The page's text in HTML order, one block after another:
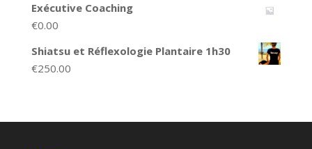
Exécutive Coaching
€0.00
Shiatsu et Réflexologie Plantaire 1h30
€250.00